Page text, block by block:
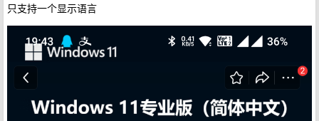
只支持一个显示语言